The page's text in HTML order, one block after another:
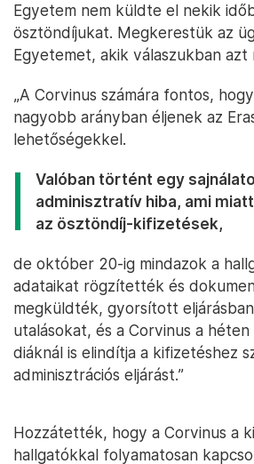
Egyetem nem küldte el nekik
ösztöndíjukat. Megkerestük az
Egyetemet, akik válaszukban azt
„A Corvinus számára fontos,
nagyobb arányban éljenek az
lehetőségekkel.
Valóban történt egy
adminisztratív hiba, ami
az ösztöndíj-kifizetések,
de október 20-ig mindazok a
adataikat rögzítették és
megküldték, gyorsított
utalásokat, és a Corvinus a
diáknál is elindítja a kifizetéshez
adminisztrációs eljárást.”
Hozzátették, hogy a Corvinus a
hallgatókkal folyamatosan